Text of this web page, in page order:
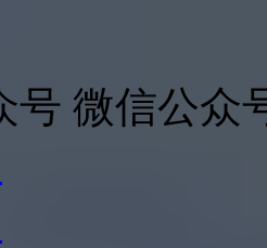
微信公众